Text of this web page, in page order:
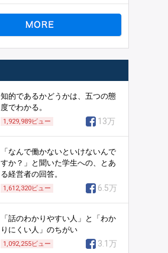
知的であるかどうかは、五つの態
度でわかる。
1,929,989ビュー 13万
「なんで働かないといけないんで
すか？」と聞いた学生への、とあ
る経営者の回答。
1,612,320ビュー 6.5万
「話のわかりやすい人」と「わか
りにくい人」のちがい
1,092,255ビュー 3.1万